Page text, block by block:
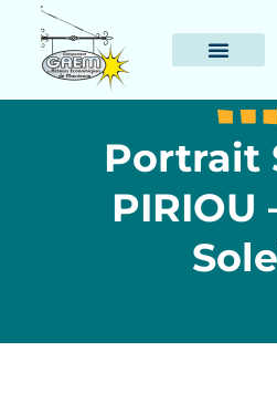
Portrait
PIRIOU